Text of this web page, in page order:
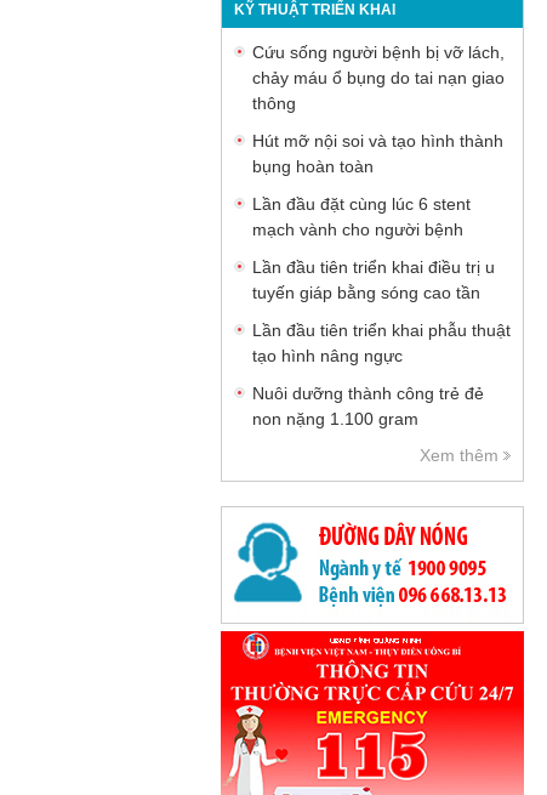
KỸ THUẬT TRIỂN KHAI
Cứu sống người bệnh bị vỡ lách,
chảy máu ổ bụng do tai nạn giao
thông
Hút mỡ nội soi và tạo hình thành
bụng hoàn toàn
Lần đầu đặt cùng lúc 6 stent
mạch vành cho người bệnh
Lần đầu tiên triển khai điều trị u
tuyến giáp bằng sóng cao tần
Lần đầu tiên triển khai phẫu thuật
tạo hình nâng ngực
Nuôi dưỡng thành công trẻ đẻ
non nặng 1.100 gram
Xem thêm